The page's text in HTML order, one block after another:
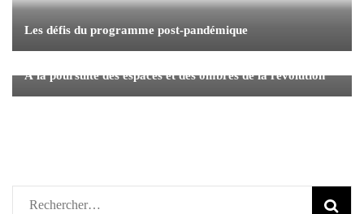
Les défis du programme post-pandémique
À la poursuite des espaces et des ombres de la révolution
Rechercher :